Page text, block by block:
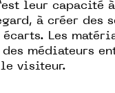
leur capacité
à créer des
Les
médiateurs
le visiteur.